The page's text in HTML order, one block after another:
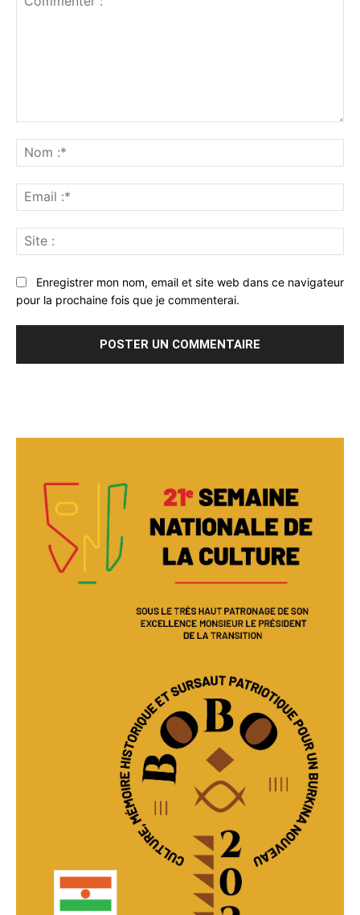
:*
:*
:
Enregistrer mon nom, email et site web dans ce navigateur
pour la prochaine fois que je commenterai.